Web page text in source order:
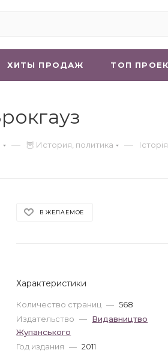
ХИТЫ ПРОДАЖ ТОП
— 🦉 История, политика —
В ЖЕЛАЕМОЕ
Характеристики
Количество страниц — 568
Издательство — Видавництво
Жупанського
Год издания — 2011